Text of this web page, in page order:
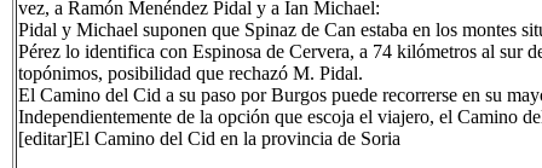
vez, a Ramón Menéndez Pidal y a Ian Michael:
Pidal y Michael suponen que Spinaz de Can estaba en los montes
Pérez lo identifica con Espinosa de Cervera, a 74 kilómetros al sur
topónimos, posibilidad que rechazó M. Pidal.
El Camino del Cid a su paso por Burgos puede recorrerse en su
Independientemente de la opción que escoja el viajero, el Camino
[editar]El Camino del Cid en la provincia de Soria